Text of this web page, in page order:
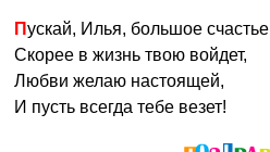
Пускай, Илья, большое счастье
Скорее в жизнь твою войдет,
Любви желаю настоящей,
И пусть всегда тебе везет!